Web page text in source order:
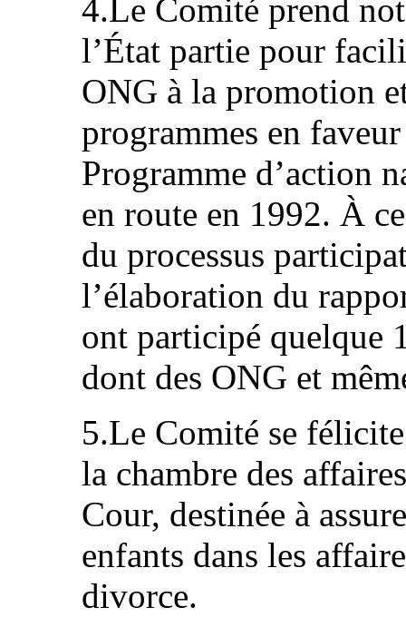
4.Le Comité prend
l’État partie pour
ONG à la promotion
programmes en
Programme d’action
en route en 1992. À
du processus
l’élaboration du
ont participé quelque
dont des ONG et
5.Le Comité se
la chambre des
Cour, destinée à
enfants dans les
divorce.